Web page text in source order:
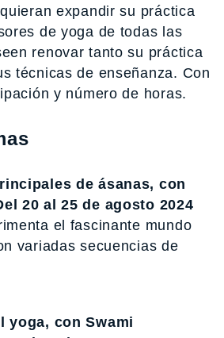
expandir su práctica
de yoga de todas las
renovar tanto su práctica
técnicas de enseñanza. Con
y número de horas.
de ásanas, con
20 al 25 de agosto 2024
el fascinante mundo
variadas secuencias de
yoga, con Swami